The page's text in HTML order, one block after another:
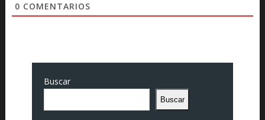
0 COMENTARIOS
Buscar
Buscar